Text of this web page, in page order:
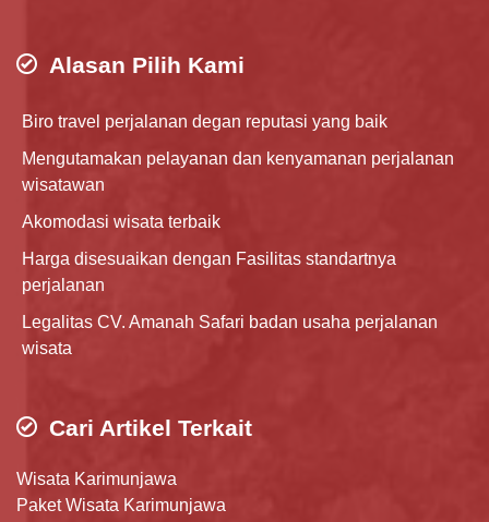
Alasan Pilih Kami
Biro travel perjalanan degan reputasi yang baik
Mengutamakan pelayanan dan kenyamanan perjalanan
wisatawan
Akomodasi wisata terbaik
Harga disesuaikan dengan Fasilitas standartnya
perjalanan
Legalitas CV. Amanah Safari badan usaha perjalanan
wisata
Cari Artikel Terkait
Wisata Karimunjawa
Paket Wisata Karimunjawa